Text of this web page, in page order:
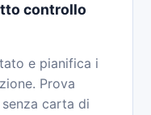
controllo
e pianifica i
Prova
carta di